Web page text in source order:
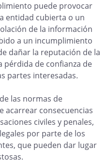
puede provocar
entidad cubierta o un
de la información
a un incumplimiento
dañar la reputación de la
pérdida de confianza de
partes interesadas.
las normas de
acarrear consecuencias
civiles y penales,
por parte de los
que pueden dar lugar